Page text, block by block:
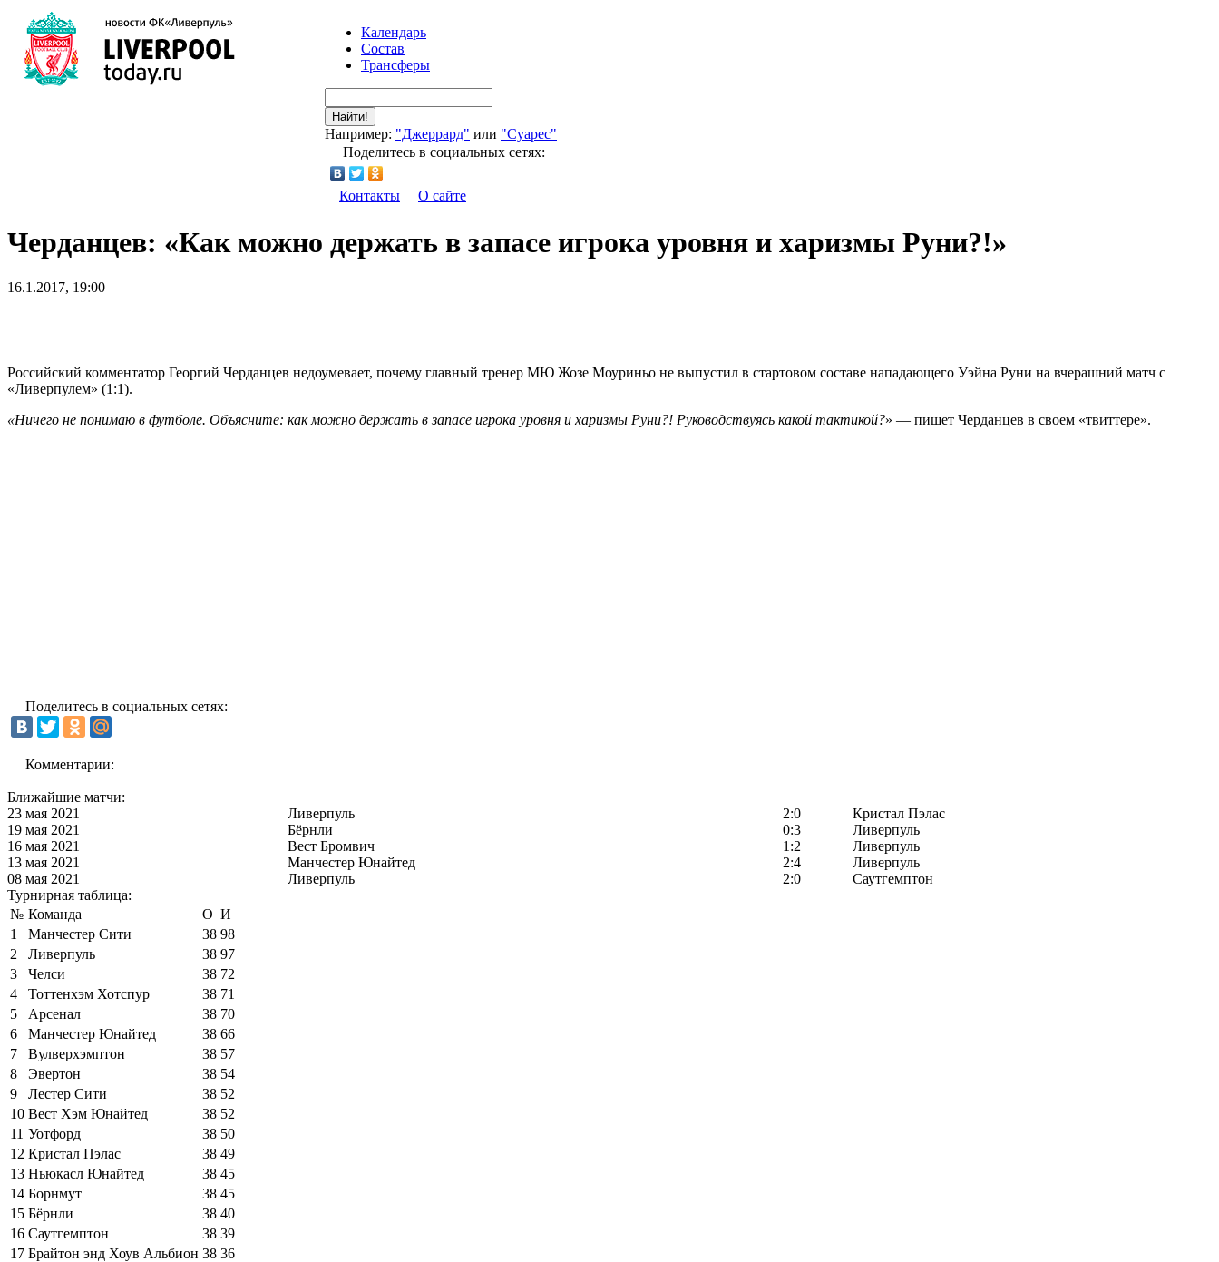
Календарь
Состав
Трансферы
Найти!
Например: "Джеррард" или "Суарес"
Поделитесь в социальных сетях:
Контакты О сайте
Черданцев: «Как можно держать в запасе игрока уровня и харизмы Руни?!»
16.1.2017, 19:00
Российский комментатор Георгий Черданцев недоумевает, почему главный тренер МЮ Жозе Моуриньо не выпустил в стартовом составе нападающего Уэйна Руни на вчерашний матч с
«Ливерпулем» (1:1).
«Ничего не понимаю в футболе. Объясните: как можно держать в запасе игрока уровня и харизмы Руни?! Руководствуясь какой тактикой?» — пишет Черданцев в своем «твиттере».
Поделитесь в социальных сетях:
Комментарии:
Ближайшие матчи:
23 мая 2021
Ливерпуль 2:0
Кристал Пэлас
19 мая 2021
Бёрнли 0:3
Ливерпуль
16 мая 2021
Вест Бромвич 1:2
Ливерпуль
13 мая 2021
Манчестер Юнайтед 2:4
Ливерпуль
08 мая 2021
Ливерпуль 2:0
Саутгемптон
Турнирная таблица:
№ Команда О И
1
Манчестер Сити 38 98
2
Ливерпуль 38 97
3
Челси 38 72
4
Тоттенхэм Хотспур 38 71
5
Арсенал 38 70
6
Манчестер Юнайтед 38 66
7
Вулверхэмптон 38 57
8
Эвертон 38 54
9
Лестер Сити 38 52
10 Вест Хэм Юнайтед 38 52
11 Уотфорд 38 50
12 Кристал Пэлас 38 49
13 Ньюкасл Юнайтед 38 45
14 Борнмут 38 45
15 Бёрнли 38 40
16 Саутгемптон 38 39
17 Брайтон энд Хоув Альбион 38 36